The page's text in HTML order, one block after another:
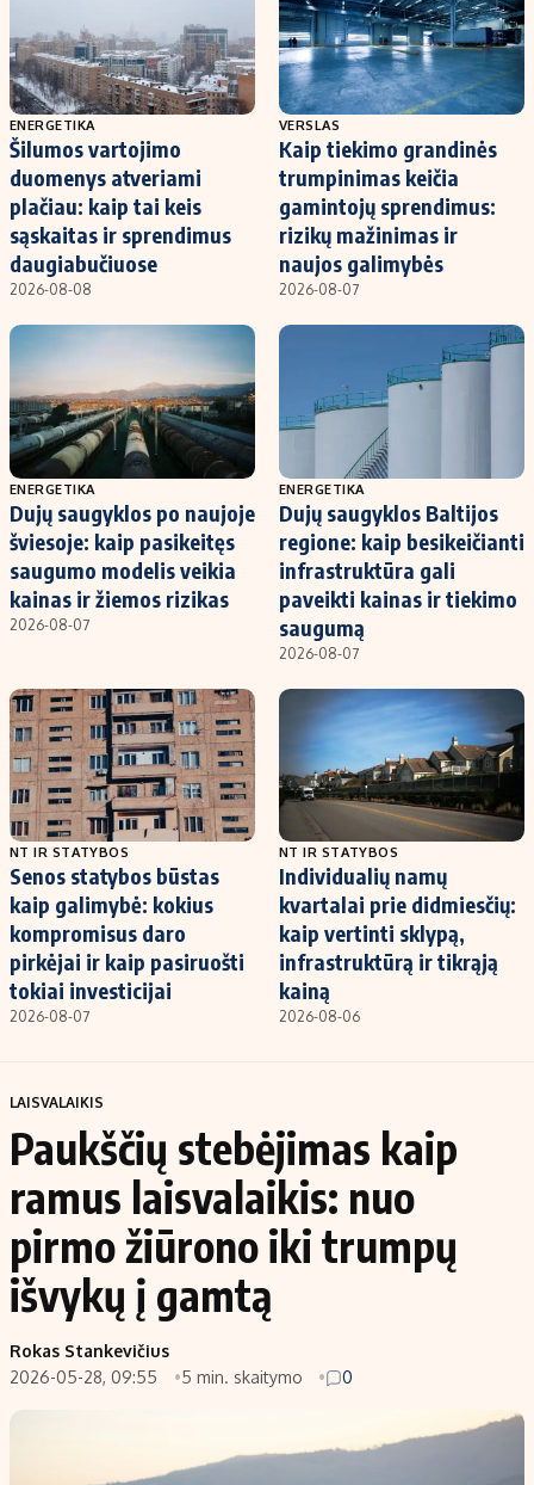
ENERGETIKA
Šilumos vartojimo
duomenys atveriami
plačiau: kaip tai keis
sąskaitas ir sprendimus
daugiabučiuose
2026-08-08
VERSLAS
Kaip tiekimo grandinės
trumpinimas keičia
gamintojų sprendimus:
rizikų mažinimas ir
naujos galimybės
2026-08-07
ENERGETIKA
Dujų saugyklos po naujoje
šviesoje: kaip pasikeitęs
saugumo modelis veikia
kainas ir žiemos rizikas
2026-08-07
ENERGETIKA
Dujų saugyklos Baltijos
regione: kaip besikeičianti
infrastruktūra gali
paveikti kainas ir tiekimo
saugumą
2026-08-07
NT IR STATYBOS
Senos statybos būstas
kaip galimybė: kokius
kompromisus daro
pirkėjai ir kaip pasiruošti
tokiai investicijai
2026-08-07
NT IR STATYBOS
Individualių namų
kvartalai prie didmiesčių:
kaip vertinti sklypą,
infrastruktūrą ir tikrąją
kainą
2026-08-06
LAISVALAIKIS
Paukščių stebėjimas kaip
ramus laisvalaikis: nuo
pirmo žiūrono iki trumpų
išvykų į gamtą
Rokas Stankevičius
2026-05-28, 09:55
5 min. skaitymo 0